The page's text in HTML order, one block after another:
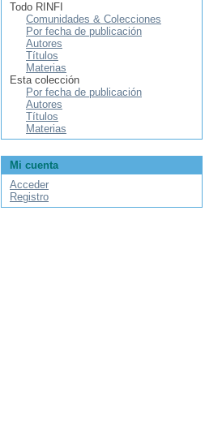
Todo RINFI
Comunidades & Colecciones
Por fecha de publicación
Autores
Títulos
Materias
Esta colección
Por fecha de publicación
Autores
Títulos
Materias
Mi cuenta
Acceder
Registro